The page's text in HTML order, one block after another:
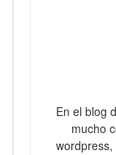
En el blog
mucho